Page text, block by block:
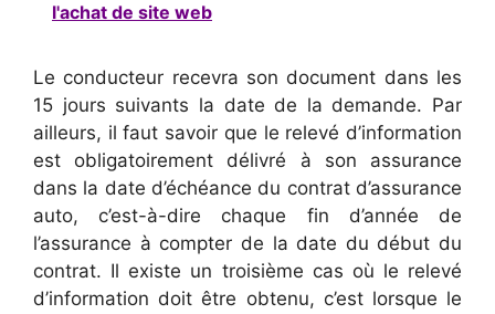
l'achat de site web
Le conducteur recevra son document dans les
15 jours suivants la date de la demande. Par
ailleurs, il faut savoir que le relevé d’information
est obligatoirement délivré à son assurance
dans la date d’échéance du contrat d’assurance
auto, c’est-à-dire chaque fin d’année de
l’assurance à compter de la date du début du
contrat. Il existe un troisième cas où le relevé
d’information doit être obtenu, c’est lorsque le